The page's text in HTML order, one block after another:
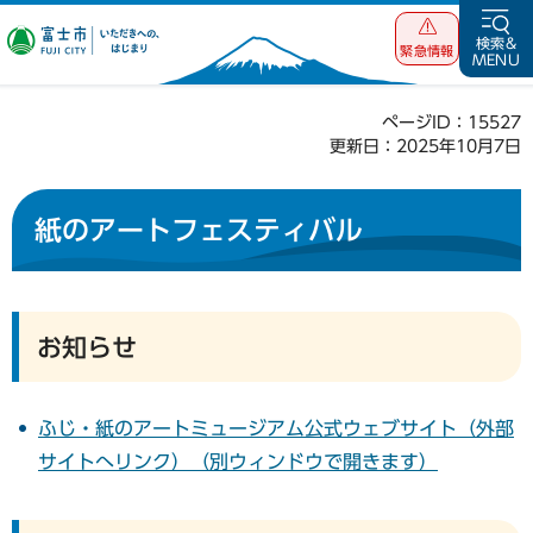
富士市 いただ
緊急情報
検索&
MENU
ページID：15527
更新日：2025年10月7日
紙のアートフェスティバル
お知らせ
ふじ・紙のアートミュージアム公式ウェブサイト（外部
サイトへリンク）（別ウィンドウで開きます）